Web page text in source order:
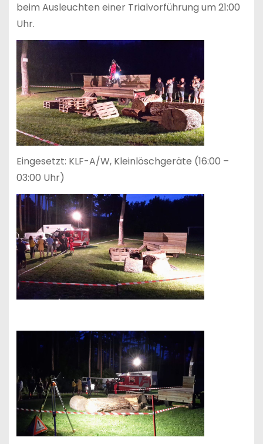
beim Ausleuchten einer Trialvorführung um 21:00
Uhr.
Eingesetzt: KLF-A/W, Kleinlöschgeräte (16:00 –
03:00 Uhr)